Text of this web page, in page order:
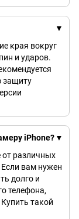
края вокруг
и ударов.
защиту
iPhone?
от различных
Если вам нужен
долго и
телефона,
такой